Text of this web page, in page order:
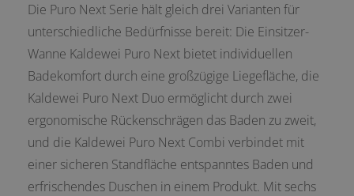
Die Puro Next Serie hält gleich drei Varianten für
unterschiedliche Bedürfnisse bereit: Die Einsitzer-
Wanne Kaldewei Puro Next bietet individuellen
Badekomfort durch eine großzügige Liegefläche, die
Kaldewei Puro Next Duo ermöglicht durch zwei
ergonomische Rückenschrägen das Baden zu zweit,
und die Kaldewei Puro Next Combi verbindet mit
einer sicheren Standfläche entspanntes Baden und
erfrischendes Duschen in einem Produkt. Mit sechs